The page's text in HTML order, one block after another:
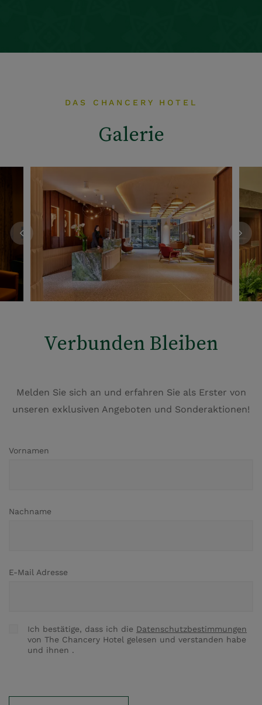
DAS CHANCERY HOTEL
Galerie
Verbunden Bleiben
Melden Sie sich an und erfahren Sie als Erster von
unseren exklusiven Angeboten und Sonderaktionen!
Vornamen
Nachname
E-Mail Adresse
Zustimmen
Ich bestätige, dass ich die Datenschutzbestimmungen
von The Chancery Hotel gelesen und verstanden habe
und ihnen .